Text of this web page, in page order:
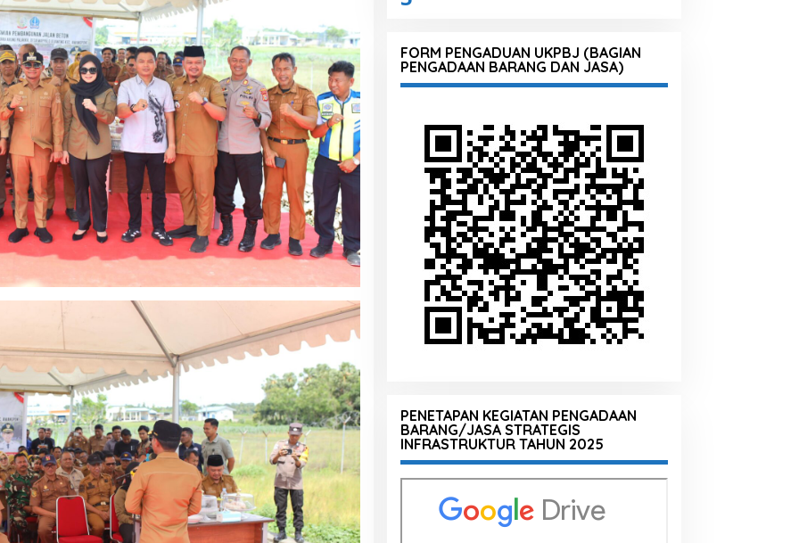
FORM PENGADUAN UKPBJ (BAGIAN
PENGADAAN BARANG DAN JASA)
PENETAPAN KEGIATAN PENGADAAN
BARANG/JASA STRATEGIS
INFRASTRUKTUR TAHUN 2025